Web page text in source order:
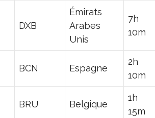
DXB
Émirats
Arabes
Unis
7h
10m
BCN Espagne
2h
10m
BRU Belgique
1h
15m